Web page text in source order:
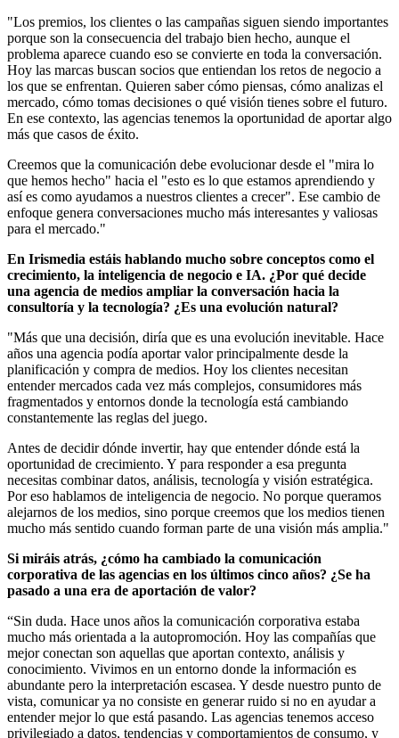
"Los premios, los clientes o las campañas siguen siendo importantes
porque son la consecuencia del trabajo bien hecho, aunque el
problema aparece cuando eso se convierte en toda la conversación.
Hoy las marcas buscan socios que entiendan los retos de negocio a
los que se enfrentan. Quieren saber cómo piensas, cómo analizas el
mercado, cómo tomas decisiones o qué visión tienes sobre el futuro.
En ese contexto, las agencias tenemos la oportunidad de aportar algo
más que casos de éxito.
Creemos que la comunicación debe evolucionar desde el "mira lo
que hemos hecho" hacia el "esto es lo que estamos aprendiendo y
así es como ayudamos a nuestros clientes a crecer". Ese cambio de
enfoque genera conversaciones mucho más interesantes y valiosas
para el mercado."
En Irismedia estáis hablando mucho sobre conceptos como el
crecimiento, la inteligencia de negocio e IA. ¿Por qué decide
una agencia de medios ampliar la conversación hacia la
consultoría y la tecnología? ¿Es una evolución natural?
"Más que una decisión, diría que es una evolución inevitable. Hace
años una agencia podía aportar valor principalmente desde la
planificación y compra de medios. Hoy los clientes necesitan
entender mercados cada vez más complejos, consumidores más
fragmentados y entornos donde la tecnología está cambiando
constantemente las reglas del juego.
Antes de decidir dónde invertir, hay que entender dónde está la
oportunidad de crecimiento. Y para responder a esa pregunta
necesitas combinar datos, análisis, tecnología y visión estratégica.
Por eso hablamos de inteligencia de negocio. No porque queramos
alejarnos de los medios, sino porque creemos que los medios tienen
mucho más sentido cuando forman parte de una visión más amplia."
Si miráis atrás, ¿cómo ha cambiado la comunicación
corporativa de las agencias en los últimos cinco años? ¿Se ha
pasado a una era de aportación de valor?
“Sin duda. Hace unos años la comunicación corporativa estaba
mucho más orientada a la autopromoción. Hoy las compañías que
mejor conectan son aquellas que aportan contexto, análisis y
conocimiento. Vivimos en un entorno donde la información es
abundante pero la interpretación escasea. Y desde nuestro punto de
vista, comunicar ya no consiste en generar ruido si no en ayudar a
entender mejor lo que está pasando. Las agencias tenemos acceso
privilegiado a datos, tendencias y comportamientos de consumo, y